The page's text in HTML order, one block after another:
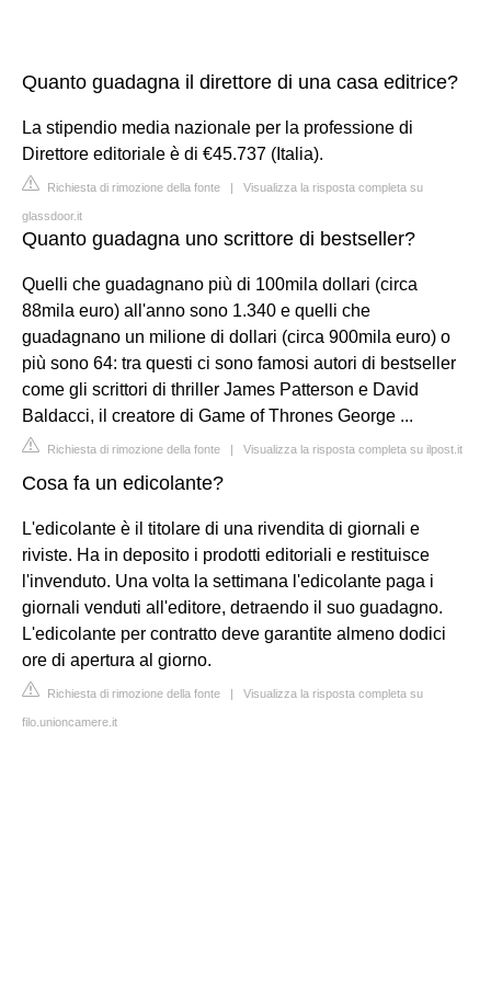
Quanto guadagna il direttore di una casa editrice?
La stipendio media nazionale per la professione di
Direttore editoriale è di €45.737 (Italia).
Richiesta di rimozione della fonte | Visualizza la risposta completa su
glassdoor.it
Quanto guadagna uno scrittore di bestseller?
Quelli che guadagnano più di 100mila dollari (circa
88mila euro) all'anno sono 1.340 e quelli che
guadagnano un milione di dollari (circa 900mila euro) o
più sono 64: tra questi ci sono famosi autori di bestseller
come gli scrittori di thriller James Patterson e David
Baldacci, il creatore di Game of Thrones George ...
Richiesta di rimozione della fonte | Visualizza la risposta completa su ilpost.it
Cosa fa un edicolante?
L'edicolante è il titolare di una rivendita di giornali e
riviste. Ha in deposito i prodotti editoriali e restituisce
l'invenduto. Una volta la settimana l'edicolante paga i
giornali venduti all'editore, detraendo il suo guadagno.
L'edicolante per contratto deve garantite almeno dodici
ore di apertura al giorno.
Richiesta di rimozione della fonte | Visualizza la risposta completa su
filo.unioncamere.it